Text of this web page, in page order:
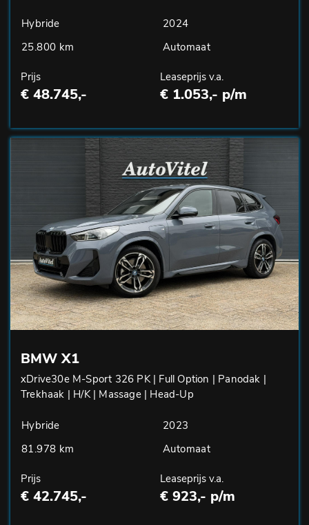
Hybride
2024
25.800 km
Automaat
Prijs
€ 48.745,-
Leaseprijs v.a.
€ 1.053,- p/m
BMW X1
xDrive30e M-Sport 326 PK | Full Option | Panodak |
Trekhaak | H/K | Massage | Head-Up
Hybride
2023
81.978 km
Automaat
Prijs
€ 42.745,-
Leaseprijs v.a.
€ 923,- p/m